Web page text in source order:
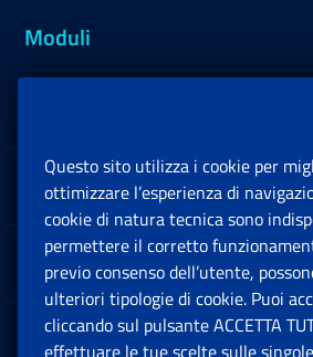
Moduli
Sedi e Contatti
Software
Note Legali
Questo sito utilizza i cookie per
ottimizzare l’esperienza di
cookie di natura tecnica sono
permettere il corretto
previo consenso dell’utente,
ulteriori tipologie di cookie. Puoi
cliccando sul pulsante ACCETTA
effettuare le tue scelte sulle